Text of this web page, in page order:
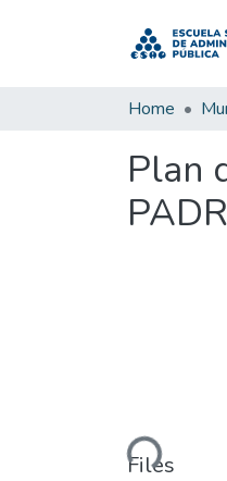
Home
Plan
Loading...
Files